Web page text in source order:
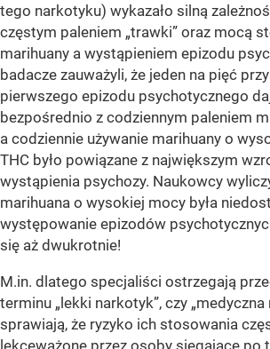
tego narkotyku) wykazało silną
częstym paleniem „trawki” oraz mocą
marihuany a wystąpieniem epizodu
badacze zauważyli, że jeden na pięć
pierwszego epizodu psychotycznego
bezpośrednio z codziennym paleniem
a codziennie używanie marihuany o
THC było powiązane z największym
wystąpienia psychozy. Naukowcy
marihuana o wysokiej mocy była
występowanie epizodów
się aż dwukrotnie!
M.in. dlatego specjaliści ostrzegają
terminu „lekki narkotyk”, czy „medyczna
sprawiają, że ryzyko ich stosowania